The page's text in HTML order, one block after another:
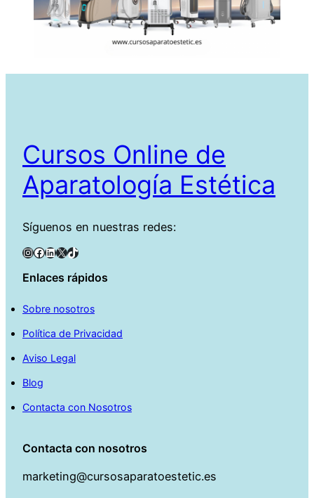
Cursos Online de
Aparatología Estética
Síguenos en nuestras redes:
InstagramFacebook LinkedIn X TikTok
Enlaces rápidos
Sobre nosotros
Política de Privacidad
Aviso Legal
Blog
Contacta con Nosotros
Contacta con nosotros
marketing@cursosaparatoestetic.es